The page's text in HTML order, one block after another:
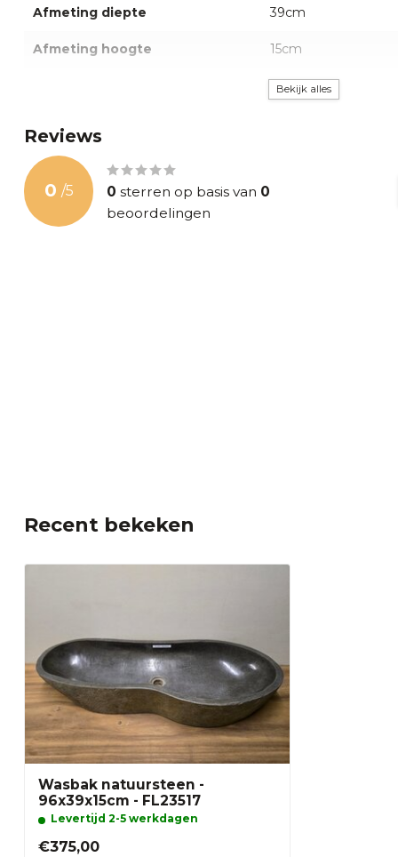
Afmeting diepte 39cm
Afmeting hoogte 15cm
54kg
Onderhoud
groene zeep.
krassende
Bekijk alles
Reviews
0 /5 0 sterren op basis van 0
beoordelingen
Recent bekeken
Wasbak natuursteen -
96x39x15cm - FL23517
Levertijd 2-5 werkdagen
€375,00